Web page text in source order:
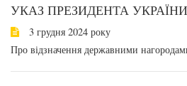
УКАЗ ПРЕЗИДЕНТА УКРАЇНИ
3 грудня 2024 року
Про відзначення державними